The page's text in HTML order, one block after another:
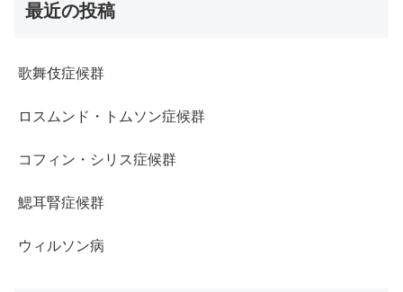
最近の投稿
歌舞伎症候群
ロスムンド・トムソン症候群
コフィン・シリス症候群
鰓耳腎症候群
ウィルソン病